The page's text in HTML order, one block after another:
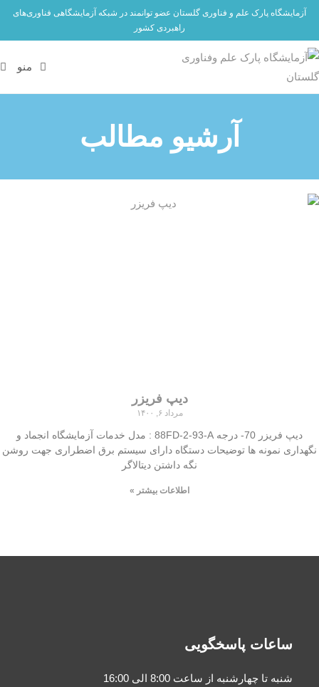
آزمایشگاه پارک علم و فناوری گلستان عضو توانمند در شبکه آزمایشگاهی فناوری‌های
راهبردی کشور
منو
آرشیو مطالب
دیپ فریزر
مرداد ۶, ۱۴۰۰
دیپ فریزر 70- درجه 88FD-2-93-A : مدل خدمات آزمایشگاه انجماد و
نگهداری نمونه ها توضیحات دستگاه دارای سیستم برق اضطراری جهت روشن
نگه داشتن دیتالاگر
اطلاعات بیشتر »
ساعات پاسخگویی
شنبه تا چهارشنبه از ساعت 8:00 الی 16:00